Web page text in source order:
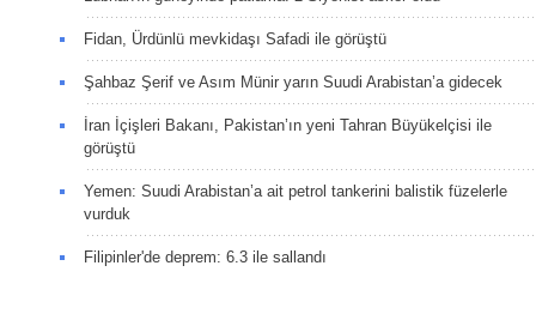
Fidan, Ürdünlü mevkidaşı Safadi ile görüştü
Şahbaz Şerif ve Asım Münir yarın Suudi Arabistan’a gidecek
İran İçişleri Bakanı, Pakistan’ın yeni Tahran Büyükelçisi ile
görüştü
Yemen: Suudi Arabistan’a ait petrol tankerini balistik füzelerle
vurduk
Filipinler'de deprem: 6.3 ile sallandı